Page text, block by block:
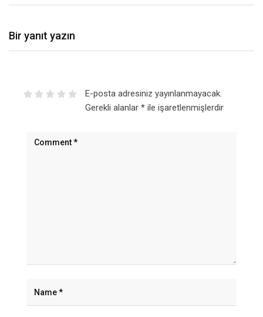
Bir yanıt yazın
E-posta adresiniz yayınlanmayacak.
Gerekli alanlar *ile işaretlenmişlerdir